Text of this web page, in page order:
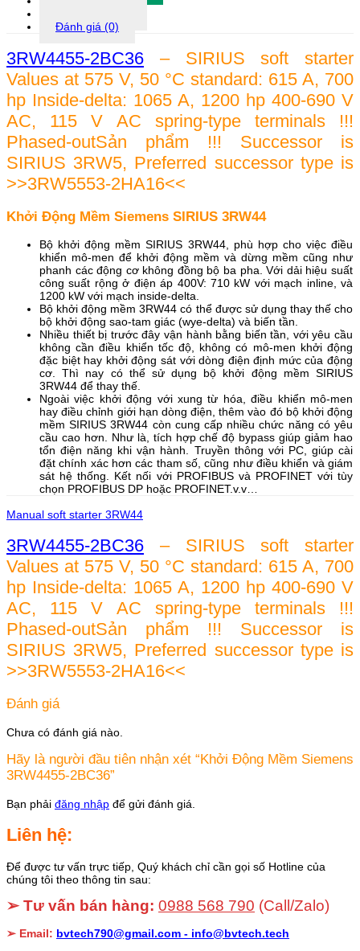
Đánh giá (0)
3RW4455-2BC36 – SIRIUS soft starter
Values at 575 V, 50 °C standard: 615 A, 700
hp Inside-delta: 1065 A, 1200 hp 400-690 V
AC, 115 V AC spring-type terminals !!!
Phased-outSản phẩm !!! Successor is
SIRIUS 3RW5, Preferred successor type is
>>3RW5553-2HA16<<
Khởi Động Mềm Siemens SIRIUS 3RW44
Bộ khởi động mềm SIRIUS 3RW44, phù hợp cho việc điều
khiển mô-men để khởi động mềm và dừng mềm cũng như
phanh các động cơ không đồng bộ ba pha. Với dải hiệu suất
công suất rộng ở điện áp 400V: 710 kW với mạch inline, và
1200 kW với mạch inside-delta.
Bộ khởi động mềm 3RW44 có thể được sử dụng thay thế cho
bộ khởi động sao-tam giác (wye-delta) và biến tần.
Nhiều thiết bị trước đây vận hành bằng biến tần, với yêu cầu
không cần điều khiển tốc độ, không có mô-men khởi động
đặc biệt hay khởi động sát với dòng điện định mức của động
cơ. Thì nay có thể sử dụng bộ khởi động mềm SIRIUS
3RW44 để thay thế.
Ngoài việc khởi động với xung từ hóa, điều khiển mô-men
hay điều chỉnh giới hạn dòng điện, thêm vào đó bộ khởi động
mềm SIRIUS 3RW44 còn cung cấp nhiều chức năng có yêu
cầu cao hơn. Như là, tích hợp chế độ bypass giúp giảm hao
tổn điện năng khi vận hành. Truyền thông với PC, giúp cài
đặt chính xác hơn các tham số, cũng như điều khiển và giám
sát hệ thống. Kết nối với PROFIBUS và PROFINET với tùy
chọn PROFIBUS DP hoặc PROFINET.v.v…
Manual soft starter 3RW44
3RW4455-2BC36 – SIRIUS soft starter
Values at 575 V, 50 °C standard: 615 A, 700
hp Inside-delta: 1065 A, 1200 hp 400-690 V
AC, 115 V AC spring-type terminals !!!
Phased-outSản phẩm !!! Successor is
SIRIUS 3RW5, Preferred successor type is
>>3RW5553-2HA16<<
Đánh giá
Chưa có đánh giá nào.
Hãy là người đầu tiên nhận xét “Khởi Động Mềm Siemens
3RW4455-2BC36”
Bạn phải đăng nhập để gửi đánh giá.
Liên hệ:
Để được tư vấn trực tiếp, Quý khách chỉ cần gọi số Hotline của
chúng tôi theo thông tin sau:
➢ Tư vấn bán hàng: 0988 568 790 (Call/Zalo)
➢ Email: bvtech790@gmail.com - info@bvtech.tech